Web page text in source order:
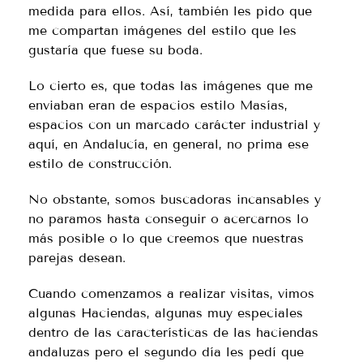
medida para ellos. Así, también les pido que
me compartan imágenes del estilo que les
gustaría que fuese su boda.
Lo cierto es, que todas las imágenes que me
enviaban eran de espacios estilo Masías,
espacios con un marcado carácter industrial y
aquí, en Andalucía, en general, no prima ese
estilo de construcción.
No obstante, somos buscadoras incansables y
no paramos hasta conseguir o acercarnos lo
más posible o lo que creemos que nuestras
parejas desean.
Cuando comenzamos a realizar visitas, vimos
algunas Haciendas, algunas muy especiales
dentro de las características de las haciendas
andaluzas pero el segundo día les pedí que